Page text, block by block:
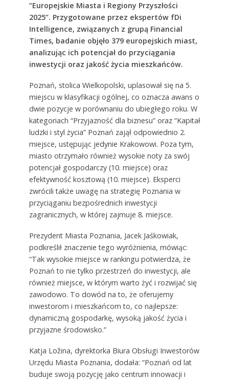
“Europejskie Miasta i Regiony Przyszłości
2025”. Przygotowane przez ekspertów fDi
Intelligence, związanych z grupą Financial
Times, badanie objęło 379 europejskich miast,
analizując ich potencjał do przyciągania
inwestycji oraz jakość życia mieszkańców.
Poznań, stolica Wielkopolski, uplasował się na 5.
miejscu w klasyfikacji ogólnej, co oznacza awans o
dwie pozycje w porównaniu do ubiegłego roku. W
kategoriach “Przyjazność dla biznesu” oraz “Kapitał
ludzki i styl życia” Poznań zajął odpowiednio 2.
miejsce, ustępując jedynie Krakowowi. Poza tym,
miasto otrzymało również wysokie noty za swój
potencjał gospodarczy (10. miejsce) oraz
efektywność kosztową (10. miejsce). Eksperci
zwrócili także uwagę na strategię Poznania w
przyciąganiu bezpośrednich inwestycji
zagranicznych, w której zajmuje 8. miejsce.
Prezydent Miasta Poznania, Jacek Jaśkowiak,
podkreślił znaczenie tego wyróżnienia, mówiąc:
“Tak wysokie miejsce w rankingu potwierdza, że
Poznań to nie tylko przestrzeń do inwestycji, ale
również miejsce, w którym warto żyć i rozwijać się
zawodowo. To dowód na to, że oferujemy
inwestorom i mieszkańcom to, co najlepsze:
dynamiczną gospodarkę, wysoką jakość życia i
przyjazne środowisko.”
Katja Ložina, dyrektorka Biura Obsługi Inwestorów
Urzędu Miasta Poznania, dodała: “Poznań od lat
buduje swoją pozycję jako centrum innowacji i